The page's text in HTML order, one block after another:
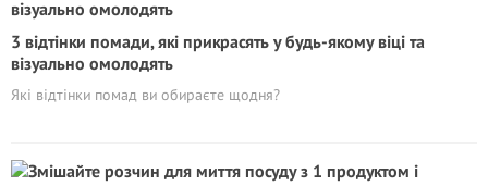
3 відтінки помади, які прикрасять у будь-якому віці та
візуально омолодять
Які відтінки помад ви обираєте щодня?